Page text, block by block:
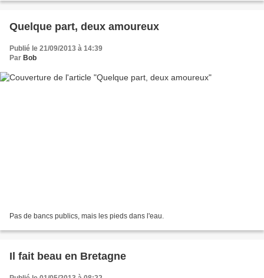
Quelque part, deux amoureux
Publié le 21/09/2013 à 14:39
Par Bob
Pas de bancs publics, mais les pieds dans l'eau.
Il fait beau en Bretagne